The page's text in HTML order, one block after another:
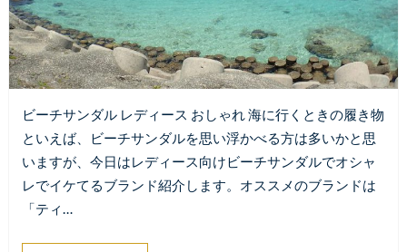
ビーチサンダル レディース おしゃれ 海に行くときの履き物
といえば、ビーチサンダルを思い浮かべる方は多いかと思
いますが、今日はレディース向けビーチサンダルでオシャ
レでイケてるブランド紹介します。オススメのブランドは
「ティ…